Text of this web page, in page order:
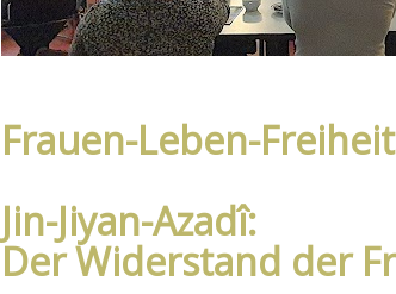
Frauen-Leben-Freiheit
Jin-Jiyan-Azadî:
Der Widerstand der